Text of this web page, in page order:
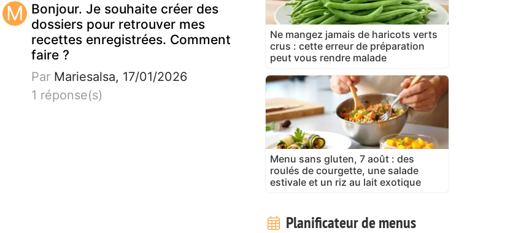
M Bonjour. Je souhaite créer des
dossiers pour retrouver mes
recettes enregistrées. Comment
faire ?
ParMariesalsa, 17/01/2026
1 réponse(s)
Ne mangez jamais de haricots verts
crus : cette erreur de préparation
peut vous rendre malade
Menu sans gluten, 7 août : des
roulés de courgette, une salade
estivale et un riz au lait exotique
Planificateur de menus